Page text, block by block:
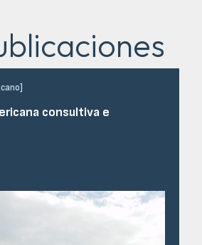
]
consultiva e